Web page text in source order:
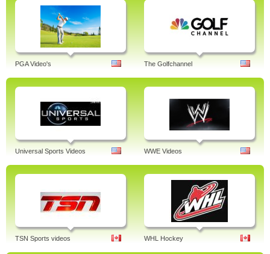
PGA Video's The Golfchannel
Universal Sports Videos WWE Videos
TSN Sports videos WHL Hockey